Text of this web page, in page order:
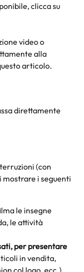
clicca su
video o
alla
articolo.
direttamente
(con
mostrare i seguenti
le insegne
le attività
per presentare
in vendita,